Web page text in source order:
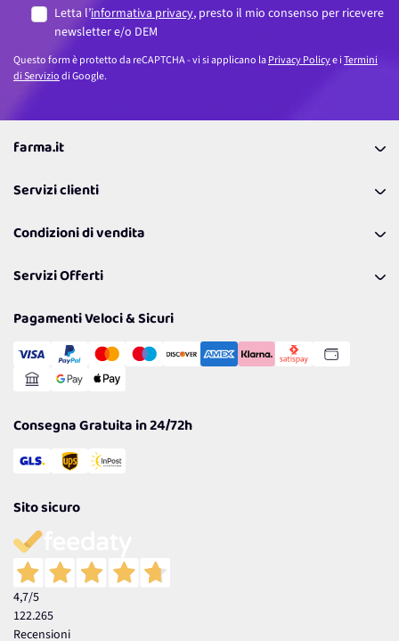
Letta l’informativa privacy, presto il mio consenso per ricevere
newsletter e/o DEM
Questo form è protetto da reCAPTCHA - vi si applicano laPrivacy Policye iTermini
di Serviziodi Google.
farma.it
Coupon
Lavora con noi
Politiche per la parità di genere
Servizi clienti
Richiamami
Resi
Condizioni di vendita
Spedizioni
Cookie Policy
Gestisci Cookie
Servizi Offerti
Reso Facile e Veloce
Pagamenti Veloci & Sicuri
Consegna Gratuita in 24/72h
Sito sicuro
4,7/5
122.265
Recensioni